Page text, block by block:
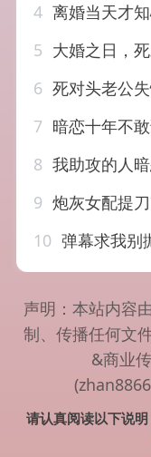
4 离婚当天才知心机
5 大婚之日，死对头邀
6 死对头老公
7 暗恋十年不敢说，小舅子
8 我助攻的人
9 炮灰女配提刀改命
10 弹幕求我别抛绣球，我直
声明：本站内容
制、传播任何文
&商业
请认真阅读以下说